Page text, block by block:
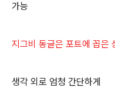
가능
지그비 동글은 포트에 꼽은
생각 외로 엄청 간단하게